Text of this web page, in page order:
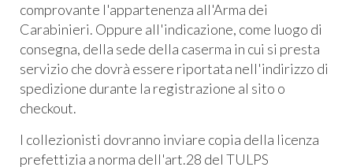
comprovante l'appartenenza all'Arma dei
Carabinieri. Oppure all'indicazione, come luogo di
consegna, della sede della caserma in cui si presta
servizio che dovrà essere riportata nell'indirizzo di
spedizione durante la registrazione al sito o
checkout.
I collezionisti dovranno inviare copia della licenza
prefettizia a norma dell'art.28 del TULPS